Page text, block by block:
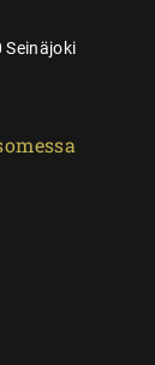
Seinäjoki